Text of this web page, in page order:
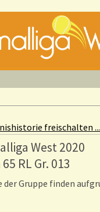
freischalten ...
West 2020
RL Gr. 013
der Gruppe finden